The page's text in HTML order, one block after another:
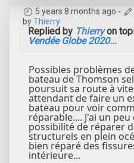
5 years 8 months ago -
byThierry
Replied by Thierryon
Vendée Globe 2020...
Possibles problèmes
bateau de Thomson
poursuit sa route à
attendant de faire un
bateau pour voir
réparable.... J'ai un
possibilité de réparer
structurels en plein
bien réparé des
intérieure...